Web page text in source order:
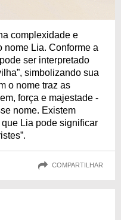
complexidade e
nome Lia. Conforme a
ser interpretado
simbolizando sua
o nome traz as
força e majestade -
nome. Existem
Lia pode significar
COMPARTILHAR